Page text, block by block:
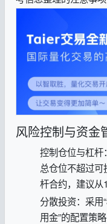
风险控制与资金
控制仓位与杠杆‌
总仓位不超过
杆合约，建议从
分散投资‌：采
用金”的配置策